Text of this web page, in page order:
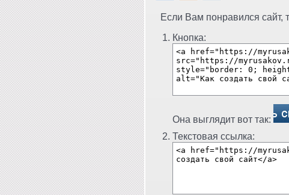
Если Вам понравился сайт,
Кнопка:
Она выглядит вот так:
Текстовая ссылка: